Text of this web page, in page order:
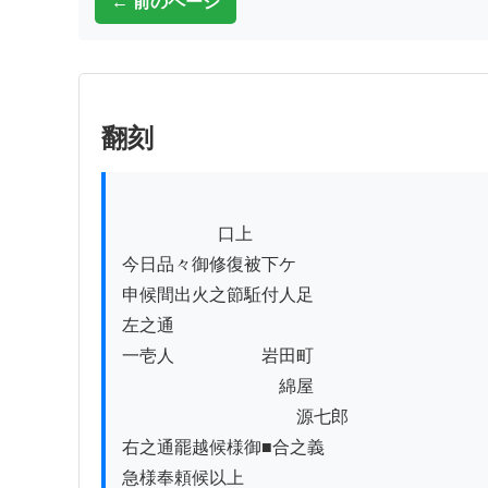
翻刻
今日品々御修復被下ケ
申候間出火之節駈付人足
左之通
一壱人　　　　　岩田町
綿屋
源七郎
右之通罷越候様御■合之義
急様奉頼候以上